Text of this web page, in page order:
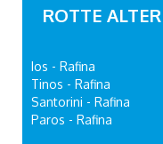
ROTTE
Ios - Rafina
Tinos - Rafina
Santorini - Rafina
Paros - Rafina